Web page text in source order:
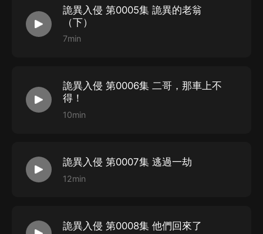
2、版權歸原作者所有，嚴禁翻錄成任何形式，嚴禁在任
何第三方平臺傳播，違者將追究其法律責任。
3、如在充值／購買環節遇到問題，您可通過頁面右上方
谘詢在線客服：
第一步：您可在喜馬拉雅APP【賬號-聯系客服】中谘詢
馬拉雅APP】公眾號，通過下方菜單欄里【我的-在線客
服】谘詢在線客服；
詭異入侵 第0005集 詭異的老翁
（下）
7min
詭異入侵 第0006集 二哥，那車上不
得！
10min
詭異入侵 第0007集 逃過一劫
12min
詭異入侵 第0008集 他們回來了